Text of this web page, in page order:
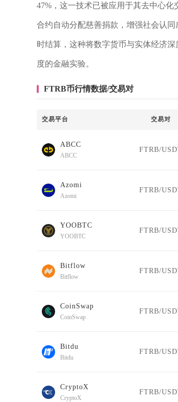
47%，这一技术已被应用于其去中心
合约自动分配慈善捐款，增强社会认
时结算，这种将数字货币与实体经济
度的金融实验。
FTRB币行情数据/交易对
交易平台 交易对
ABCC
ABCC
FTRB/
Azomi
Azomi
FTRB/
YOOBTC
YOOBTC
FTRB/
Bitflow
Bitflow
FTRB/
CoinSwap
CoinSwap
FTRB/
Bitdu
Bitdu
FTRB/
CryptoX
CryptoX
FTRB/